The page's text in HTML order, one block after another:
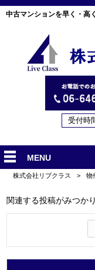
中古マンションを早く・高
受付時
MENU
株式会社リブクラス > 物
関連する投稿がみつか